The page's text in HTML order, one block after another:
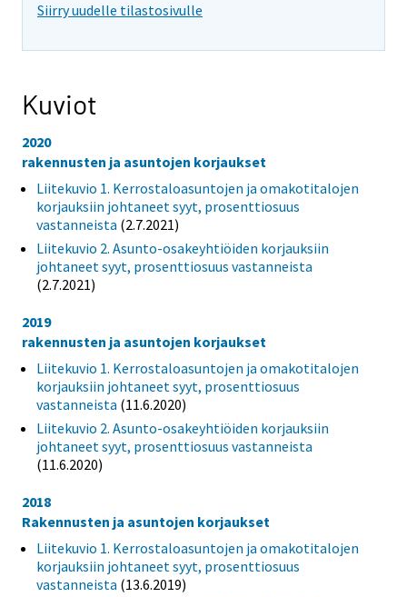
Siirry uudelle tilastosivulle
Kuviot
2020
rakennusten ja asuntojen korjaukset
Liitekuvio 1. Kerrostaloasuntojen ja omakotitalojen
korjauksiin johtaneet syyt, prosenttiosuus
vastanneista (2.7.2021)
Liitekuvio 2. Asunto-osakeyhtiöiden korjauksiin
johtaneet syyt, prosenttiosuus vastanneista
(2.7.2021)
2019
rakennusten ja asuntojen korjaukset
Liitekuvio 1. Kerrostaloasuntojen ja omakotitalojen
korjauksiin johtaneet syyt, prosenttiosuus
vastanneista (11.6.2020)
Liitekuvio 2. Asunto-osakeyhtiöiden korjauksiin
johtaneet syyt, prosenttiosuus vastanneista
(11.6.2020)
2018
Rakennusten ja asuntojen korjaukset
Liitekuvio 1. Kerrostaloasuntojen ja omakotitalojen
korjauksiin johtaneet syyt, prosenttiosuus
vastanneista (13.6.2019)